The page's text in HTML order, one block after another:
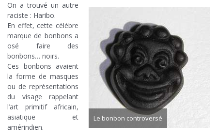
Le bonbon controversé
On a trouvé un autre
raciste : Haribo.
En effet, cette célèbre
marque de bonbons a
osé faire des
bonbons… noirs.
Ces bonbons avaient
la forme de masques
ou de représentations
du visage rappelant
l’art primitif africain,
asiatique et
amérindien.